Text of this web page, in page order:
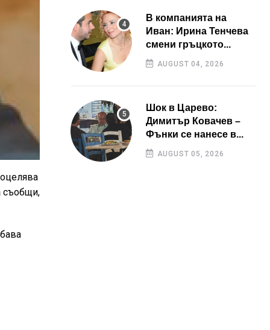
съобщи,
В компанията на
Иван: Ирина Тенчева
смени гръцкото...
AUGUST 04, 2026
Шок в Царево:
Димитър Ковачев –
Фънки се нанесе в...
AUGUST 05, 2026